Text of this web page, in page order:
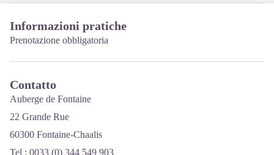
Informazioni pratiche
Prenotazione obbligatoria
Contatto
Auberge de Fontaine
22 Grande Rue
60300 Fontaine-Chaalis
Tel : 0033 (0) 344 549 903